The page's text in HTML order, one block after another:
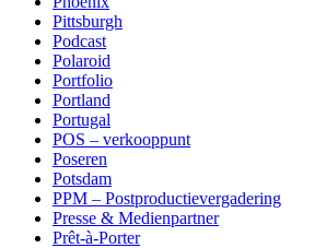
Pittsburgh
Podcast
Polaroid
Portfolio
Portland
Portugal
POS – verkooppunt
Poseren
Potsdam
PPM – Postproductievergadering
Presse & Medienpartner
Prêt-à-Porter